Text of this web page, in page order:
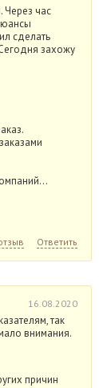
Через час
сделать
захожу
Ответить
16.08.2020
так
внимания.
причин